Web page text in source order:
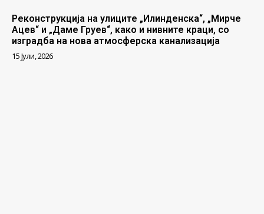
Реконструкција на улиците „Илинденска“, „Мирче
Ацев“ и „Даме Груев“, како и нивните краци, со
изградба на нова атмосферска канализација
15 Јули, 2026